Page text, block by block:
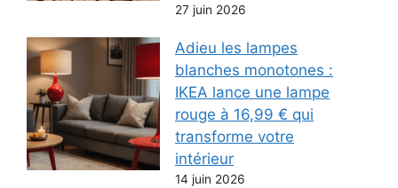
27 juin 2026
Adieu les lampes
blanches monotones :
IKEA lance une lampe
rouge à 16,99 € qui
transforme votre
intérieur
14 juin 2026